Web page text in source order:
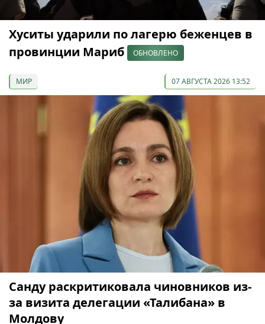
Хуситы ударили по лагерю беженцев в
провинции Мариб
ОБНОВЛЕНО
МИР 07 АВГУСТА 2026 13:52
Санду раскритиковала чиновников из-
за визита делегации «Талибана» в
Молдову